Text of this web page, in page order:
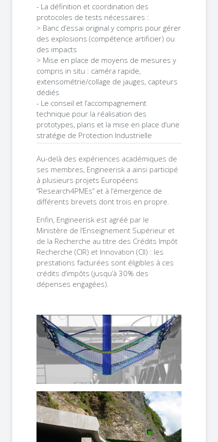
- La définition et coordination des
protocoles de tests nécessaires :
> Banc d’essai original y compris pour gérer
des explosions (compétence artificier) ou
des impacts
> Mise en place de moyens de mesures y
compris in situ : caméra rapide,
extensométrie/collage de jauges, capteurs
dédiés
- Le conseil et l’accompagnement
technique pour la réalisation des
prototypes, plans et la mise en place d’une
stratégie de Protection Industrielle
Au-delà des expériences académiques de
ses membres, Engineerisk a ainsi participé
à plusieurs projets Européens
‘’Research4PMEs’’ et à l’émergence de
différents brevets dont trois en propre.
Enfin, Engineerisk est agréé par le
Ministère de l’Enseignement Supérieur et
de la Recherche au titre des Crédits Impôt
Recherche (CIR) et Innovation (CII) : les
prestations facturées sont éligibles à ces
crédits d’impôts (jusqu’à 30% des
dépenses engagées).